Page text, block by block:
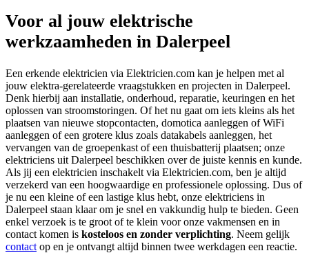
Voor al jouw elektrische
werkzaamheden in Dalerpeel
Een erkende elektricien via Elektricien.com kan je helpen met al
jouw elektra-gerelateerde vraagstukken en projecten in Dalerpeel.
Denk hierbij aan installatie, onderhoud, reparatie, keuringen en het
oplossen van stroomstoringen. Of het nu gaat om iets kleins als het
plaatsen van nieuwe stopcontacten, domotica aanleggen of WiFi
aanleggen of een grotere klus zoals datakabels aanleggen, het
vervangen van de groepenkast of een thuisbatterij plaatsen; onze
elektriciens uit Dalerpeel beschikken over de juiste kennis en kunde.
Als jij een elektricien inschakelt via Elektricien.com, ben je altijd
verzekerd van een hoogwaardige en professionele oplossing. Dus of
je nu een kleine of een lastige klus hebt, onze elektriciens in
Dalerpeel staan klaar om je snel en vakkundig hulp te bieden. Geen
enkel verzoek is te groot of te klein voor onze vakmensen en in
contact komen is kosteloos en zonder verplichting. Neem gelijk
contact op en je ontvangt altijd binnen twee werkdagen een reactie.